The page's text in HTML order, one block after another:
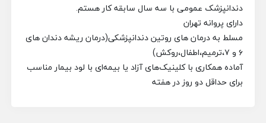
دندانپزشک عمومی با سه سال سابقه کار هستم.
دارای پروانه تهران
مسلط به درمان های روتین دندانپزشکی(درمان ریشه دندان های
۶ و ۷،ترمیم،اطفال،روکش)
آماده همکاری با کلینیک‌های آزاد یا بیمه‌ای با لود بیمار مناسب
برای حداقل دو روز در هفته